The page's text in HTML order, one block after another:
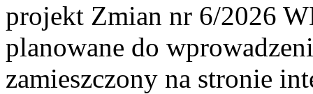
projekt Zmian nr 6/2026
planowane do
zamieszczony na stronie